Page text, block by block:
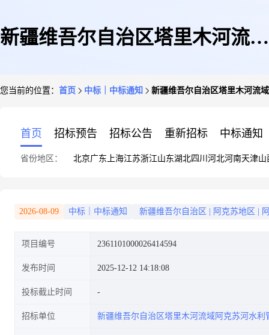
新疆维吾尔自治区塔里木河流域
交公告
您当前的位置： 首页 中标｜中标通知 新疆维吾尔自治区塔里木河流
首页 招标预告 招标公告 重新招标 中标通知
省份地区： 北京广东 上海江苏浙江山东湖北四川 河北河南天津山
2026-08-09 中标｜中标通知 新疆维吾尔自治区 阿克苏地区
项目编号 2361101000026414594
发布时间 2025-12-12 14:18:08
投标截止时间
招标单位 新疆维吾尔自治区塔里木河流域阿克苏河水利